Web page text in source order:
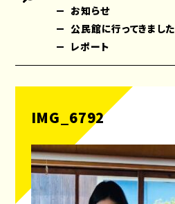
お知らせ
公民館に行ってきました
レポート
IMG_6792